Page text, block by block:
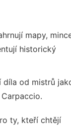
mapy,
historický
díla od mistrů
ty, kteří chtějí